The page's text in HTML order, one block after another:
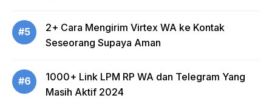
#5
2+ Cara Mengirim Virtex WA ke Kontak
Seseorang Supaya Aman
#6
1000+ Link LPM RP WA dan Telegram Yang
Masih Aktif 2024